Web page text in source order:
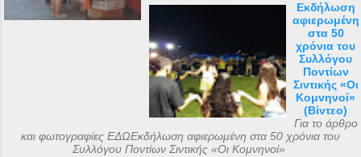
Εκδήλωση
αφιερωμένη
στα 50
χρόνια του
Συλλόγου
Ποντίων
Σιντικής «Οι
Κομνηνοί»
(Βίντεο)
Για το άρθρο
και φωτογραφίες ΕΔΩΕκδήλωση αφιερωμένη στα 50 χρόνια του
Συλλόγου Ποντίων Σιντικής «Οι Κομνηνοί»